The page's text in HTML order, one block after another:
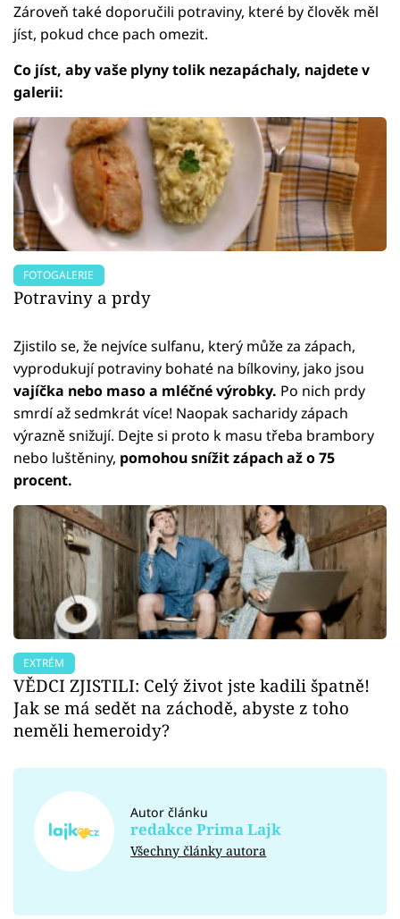
Zároveň také doporučili potraviny, které by člověk měl
jíst, pokud chce pach omezit.
Co jíst, aby vaše plyny tolik nezapáchaly, najdete v
galerii:
FOTOGALERIE
Potraviny a prdy
Zjistilo se, že nejvíce sulfanu, který může za zápach,
vyprodukují potraviny bohaté na bílkoviny, jako jsou
vajíčka nebo maso a mléčné výrobky. Po nich prdy
smrdí až sedmkrát více! Naopak sacharidy zápach
výrazně snižují. Dejte si proto k masu třeba brambory
nebo luštěniny, pomohou snížit zápach až o 75
procent.
EXTRÉM
VĚDCI ZJISTILI: Celý život jste kadili špatně!
Jak se má sedět na záchodě, abyste z toho
neměli hemeroidy?
Autor článku
redakce Prima Lajk
Všechny články autora